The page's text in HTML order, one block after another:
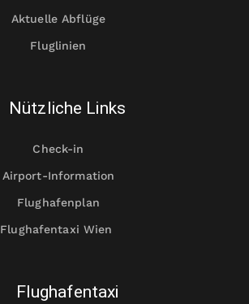
Aktuelle Abflüge
Fluglinien
Nützliche Links
Check-in
Airport-Information
Flughafenplan
Flughafentaxi Wien
Flughafentaxi